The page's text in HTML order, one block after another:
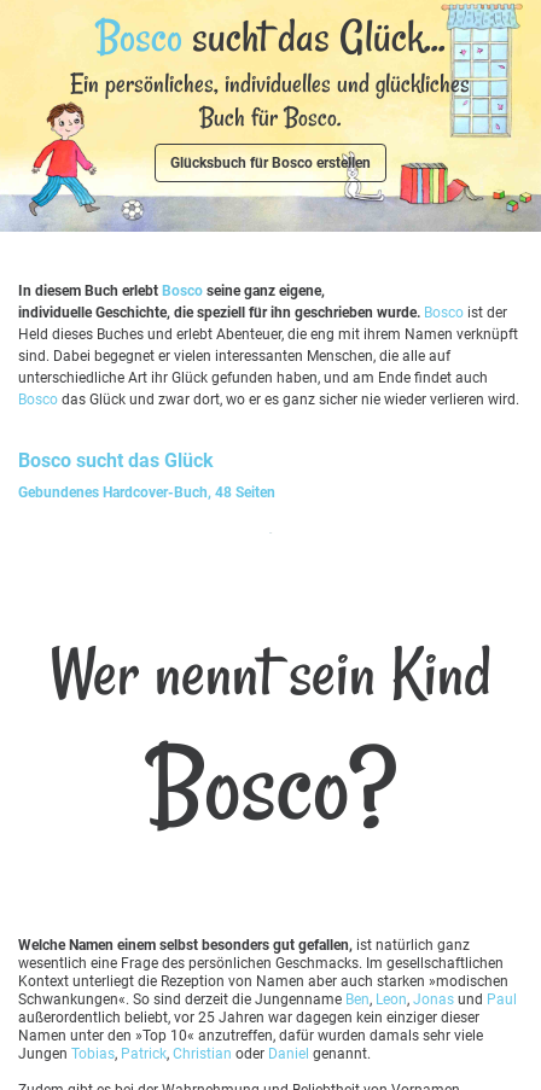
Bosco sucht das Glück...
Ein persönliches, individuelles und glückliches
Buch für Bosco.
Glücksbuch für Bosco erstellen
In diesem Buch erlebt Bosco seine ganz eigene,
individuelle Geschichte, die speziell für ihn geschrieben wurde. Bosco ist der
Held dieses Buches und erlebt Abenteuer, die eng mit ihrem Namen verknüpft
sind. Dabei begegnet er vielen interessanten Menschen, die alle auf
unterschiedliche Art ihr Glück gefunden haben, und am Ende findet auch
Bosco das Glück und zwar dort, wo er es ganz sicher nie wieder verlieren wird.
Bosco sucht das Glück
Gebundenes Hardcover-Buch, 48 Seiten
Wer nennt sein Kind
Bosco?
Welche Namen einem selbst besonders gut gefallen, ist natürlich ganz
wesentlich eine Frage des persönlichen Geschmacks. Im gesellschaftlichen
Kontext unterliegt die Rezeption von Namen aber auch starken »modischen
Schwankungen«. So sind derzeit die Jungenname Ben, Leon, Jonas und Paul
außerordentlich beliebt, vor 25 Jahren war dagegen kein einziger dieser
Namen unter den »Top 10« anzutreffen, dafür wurden damals sehr viele
Jungen Tobias, Patrick, Christian oder Daniel genannt.